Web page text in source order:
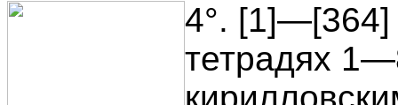
4°. [1]—[364]
тетрадях